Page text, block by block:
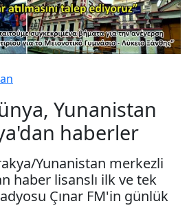
Yunanistan
haberler
Yunanistan merkezli
haber lisanslı ilk ve tek
Çınar FM'in günlük